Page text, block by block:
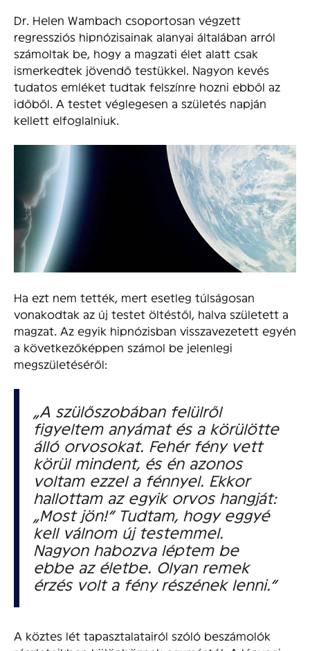
Dr. Helen Wambach csoportosan végzett
regressziós hipnózisainak alanyai általában arról
számoltak be, hogy a magzati élet alatt csak
ismerkedtek jövendő testükkel. Nagyon kevés
tudatos emléket tudtak felszínre hozni ebből az
időből. A testet véglegesen a születés napján
kellett elfoglalniuk.
Ha ezt nem tették, mert esetleg túlságosan
vonakodtak az új testet öltéstől, halva született a
magzat. Az egyik hipnózisban visszavezetett egyén
a következőképpen számol be jelenlegi
megszületéséről:
„A szülőszobában felülről
figyeltem anyámat és a körülötte
álló orvosokat. Fehér fény vett
körül mindent, és én azonos
voltam ezzel a fénnyel. Ekkor
hallottam az egyik orvos hangját:
„Most jön!” Tudtam, hogy eggyé
kell válnom új testemmel.
Nagyon habozva léptem be
ebbe az életbe. Olyan remek
érzés volt a fény részének lenni.”
A köztes lét tapasztalatairól szóló beszámolók